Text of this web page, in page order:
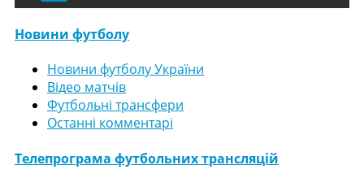
Новини футболу
Новини футболу України
Відео матчів
Футбольні трансфери
Останні комментарі
Телепрограма футбольних трансляцій